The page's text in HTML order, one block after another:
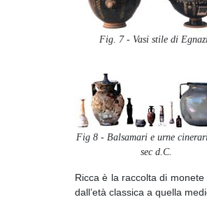
Fig. 7 - Vasi stile di
Fig 8 - Balsamari e urne
sec d.C.
Ricca è la raccolta di monete
dall’età classica a quella